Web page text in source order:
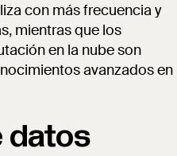
con más frecuencia y
mientras que los
en la nube son
avanzados en
datos